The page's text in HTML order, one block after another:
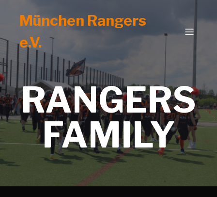
München Rangers
e.V.
RANGERS
FAMILY